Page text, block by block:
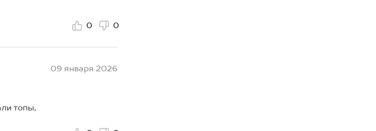
0
0
09 января 2026
топы,